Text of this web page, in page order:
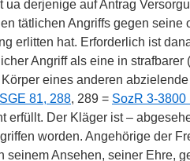
ua derjenige auf Antrag
tätlichen Angriffs gegen seine
erlitten hat. Erforderlich ist
Angriff als eine in strafbarer
eines anderen
81, 288, 289 = SozR 3-3800
erfüllt. Der Kläger ist –
worden. Angehörige der
seinem Ansehen, seiner Ehre,